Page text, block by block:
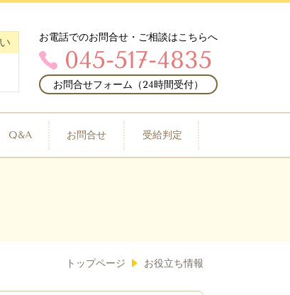
お電話でのお問合せ・ご相談はこちらへ
045-517-4835
お問合せフォーム（24時間受付）
Q&A お問合せ 受給判定
トップページ お役立ち情報